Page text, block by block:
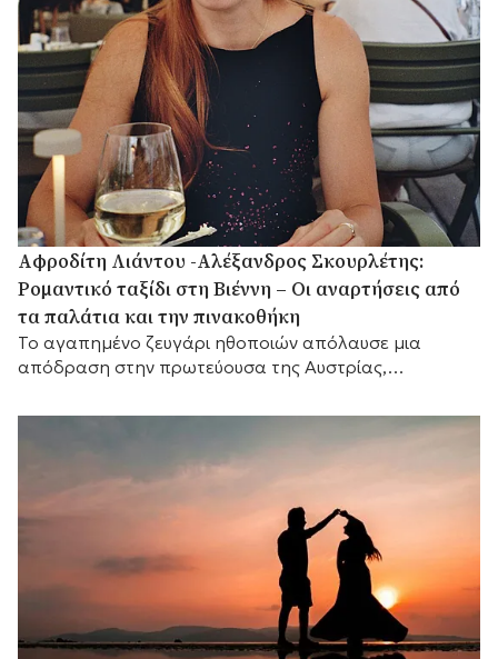
Αφροδίτη Λιάντου -Αλέξανδρος Σκουρλέτης:
Ρομαντικό ταξίδι στη Βιέννη – Οι αναρτήσεις από
τα παλάτια και την πινακοθήκη
Το αγαπημένο ζευγάρι ηθοποιών απόλαυσε μια
απόδραση στην πρωτεύουσα της Αυστρίας,
γεμάτα τέχνη και έρωτα.